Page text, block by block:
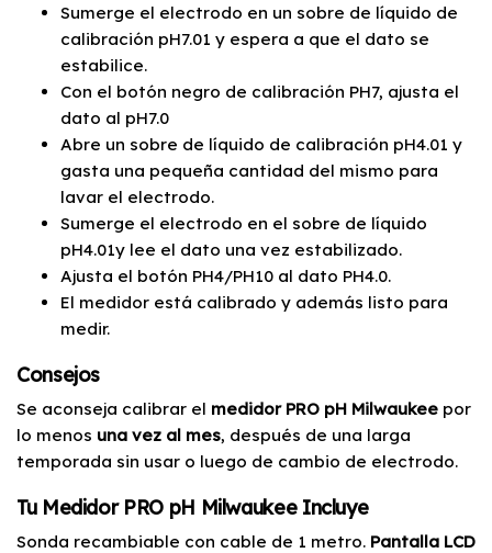
Sumerge el electrodo en un sobre de líquido de
calibración pH7.01 y espera a que el dato se
estabilice.
Con el botón negro de calibración PH7, ajusta el
dato al pH7.0
Abre un sobre de líquido de calibración pH4.01 y
gasta una pequeña cantidad del mismo para
lavar el electrodo.
Sumerge el electrodo en el sobre de líquido
pH4.01y lee el dato una vez estabilizado.
Ajusta el botón PH4/PH10 al dato PH4.0.
El medidor está calibrado y además listo para
medir.
Consejos
Se aconseja calibrar el medidor PRO pH Milwaukee por
lo menos una vez al mes, después de una larga
temporada sin usar o luego de cambio de electrodo.
Tu Medidor PRO pH Milwaukee Incluye
Sonda recambiable con cable de 1 metro. Pantalla LCD